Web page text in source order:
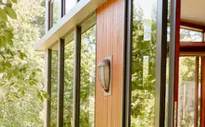
bằng các thao tác chạm hoặc vuốt.